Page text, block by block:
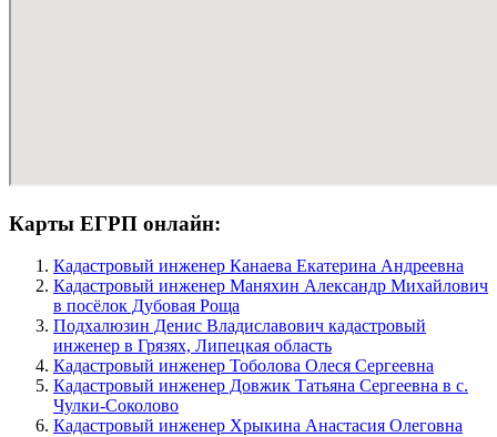
Карты ЕГРП онлайн:
Кадастровый инженер Канаева Екатерина Андреевна
Кадастровый инженер Маняхин Александр Михайлович
в посёлок Дубовая Роща
Подхалюзин Денис Владиславович кадастровый
инженер в Грязях, Липецкая область
Кадастровый инженер Тоболова Олеся Сергеевна
Кадастровый инженер Довжик Татьяна Сергеевна в c.
Чулки-Соколово
Кадастровый инженер Хрыкина Анастасия Олеговна